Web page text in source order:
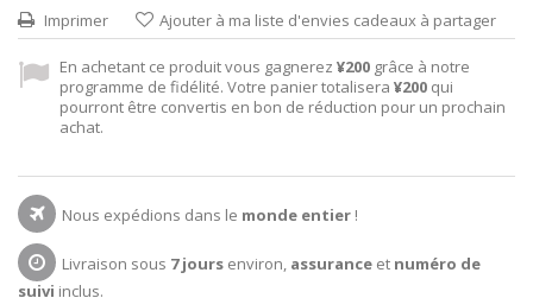
Imprimer Ajouter à ma liste d'envies cadeaux à partager
En achetant ce produit vous gagnerez ¥200 grâce à notre
programme de fidélité. Votre panier totalisera ¥200 qui
pourront être convertis en bon de réduction pour un prochain
achat.
Nous expédions dans le monde entier !
Livraison sous 7 jours environ, assurance et numéro de
suivi inclus.